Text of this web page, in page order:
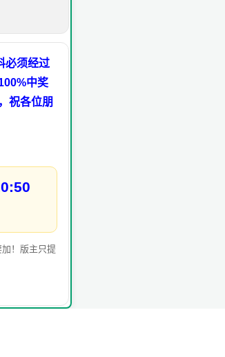
必须经过
中奖
祝各位朋
！版主只提